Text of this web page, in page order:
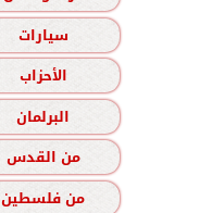
سيارات
الأحزاب
البرلمان
من القدس
من فلسطين